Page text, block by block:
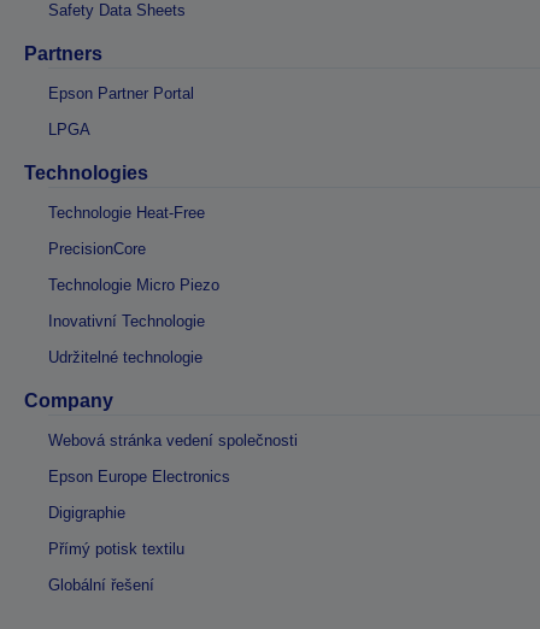
Safety Data Sheets
Partners
Epson Partner Portal
LPGA
Technologies
Technologie Heat-Free
PrecisionCore
Technologie Micro Piezo
Inovativní Technologie
Udržitelné technologie
Company
Webová stránka vedení společnosti
Epson Europe Electronics
Digigraphie
Přímý potisk textilu
Globální řešení